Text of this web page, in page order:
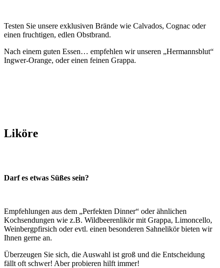
Testen Sie unsere exklusiven Brände wie Calvados, Cognac oder
einen fruchtigen, edlen Obstbrand.
Nach einem guten Essen… empfehlen wir unseren „Hermannsblut“
Ingwer-Orange, oder einen feinen Grappa.
Liköre
Darf es etwas Süßes sein?
Empfehlungen aus dem „Perfekten Dinner“ oder ähnlichen
Kochsendungen wie z.B. Wildbeerenlikör mit Grappa, Limoncello,
Weinbergpfirsich oder evtl. einen besonderen Sahnelikör bieten wir
Ihnen gerne an.
Überzeugen Sie sich, die Auswahl ist groß und die Entscheidung
fällt oft schwer! Aber probieren hilft immer!